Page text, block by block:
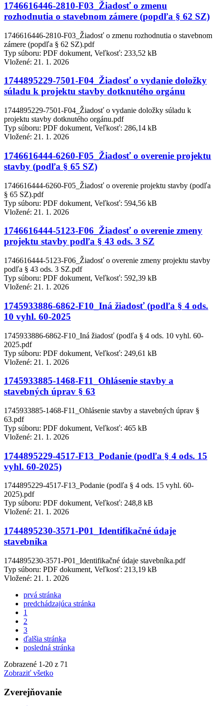
1746616446-2810-F03_Žiadosť o zmenu
rozhodnutia o stavebnom zámere (popdľa § 62 SZ)
1746616446-2810-F03_Žiadosť o zmenu rozhodnutia o stavebnom
zámere (popdľa § 62 SZ).pdf
Typ súboru: PDF dokument, Veľkosť: 233,52 kB
Vložené: 21. 1. 2026
1744895229-7501-F04_Žiadosť o vydanie doložky
súladu k projektu stavby dotknutého orgánu
1744895229-7501-F04_Žiadosť o vydanie doložky súladu k
projektu stavby dotknutého orgánu.pdf
Typ súboru: PDF dokument, Veľkosť: 286,14 kB
Vložené: 21. 1. 2026
1746616444-6260-F05_Žiadosť o overenie projektu
stavby (podľa § 65 SZ)
1746616444-6260-F05_Žiadosť o overenie projektu stavby (podľa
§ 65 SZ).pdf
Typ súboru: PDF dokument, Veľkosť: 594,56 kB
Vložené: 21. 1. 2026
1746616444-5123-F06_Žiadosť o overenie zmeny
projektu stavby podľa § 43 ods. 3 SZ
1746616444-5123-F06_Žiadosť o overenie zmeny projektu stavby
podľa § 43 ods. 3 SZ.pdf
Typ súboru: PDF dokument, Veľkosť: 592,39 kB
Vložené: 21. 1. 2026
1745933886-6862-F10_Iná žiadosť (podľa § 4 ods.
10 vyhl. 60-2025
1745933886-6862-F10_Iná žiadosť (podľa § 4 ods. 10 vyhl. 60-
2025.pdf
Typ súboru: PDF dokument, Veľkosť: 249,61 kB
Vložené: 21. 1. 2026
1745933885-1468-F11_Ohlásenie stavby a
stavebných úprav § 63
1745933885-1468-F11_Ohlásenie stavby a stavebných úprav §
63.pdf
Typ súboru: PDF dokument, Veľkosť: 465 kB
Vložené: 21. 1. 2026
1744895229-4517-F13_Podanie (podľa § 4 ods. 15
vyhl. 60-2025)
1744895229-4517-F13_Podanie (podľa § 4 ods. 15 vyhl. 60-
2025).pdf
Typ súboru: PDF dokument, Veľkosť: 248,8 kB
Vložené: 21. 1. 2026
1744895230-3571-P01_Identifikačné údaje
stavebníka
1744895230-3571-P01_Identifikačné údaje stavebníka.pdf
Typ súboru: PDF dokument, Veľkosť: 213,19 kB
Vložené: 21. 1. 2026
prvá stránka
predchádzajúca stránka
1
2
3
ďalšia stránka
posledná stránka
Zobrazené 1-20 z 71
Zobraziť všetko
Zverejňovanie